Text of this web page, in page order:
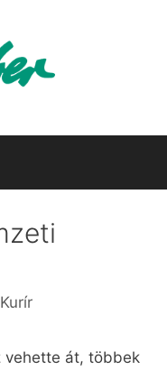
vehette át, többek